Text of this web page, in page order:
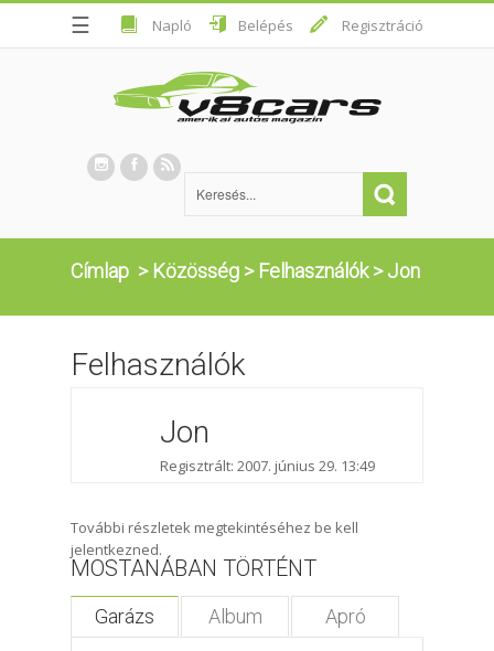
☰ Napló Belépés Regisztráció
Címlap > Közösség > Felhasználók>Jon
Felhasználók
Jon
Regisztrált: 2007. június 29. 13:49
További részletek megtekintéséhez be kell
jelentkezned.
MOSTANÁBAN TÖRTÉNT
Garázs Album Apró